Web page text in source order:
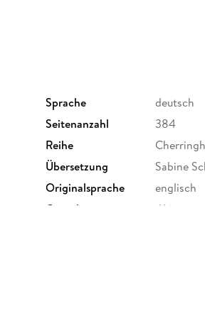
Sprache
deutsch
Seitenanzahl
384
Reihe
Übersetzung
Sabine
Originalsprache
englisch
Gewicht
416 g